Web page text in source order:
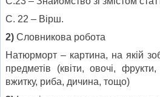
С. 22 – Вірш.
2) Словникова робота
Натюрморт – картина, на якій
предметів (квіти, овочі,
вжитку, риба, дичина, тощо)